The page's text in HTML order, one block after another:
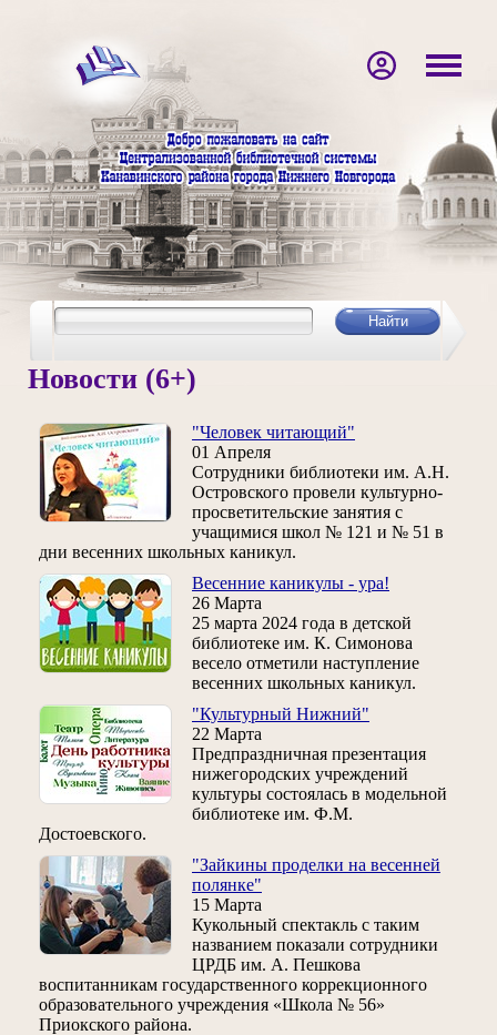
Новости (6+)
"Человек читающий"
01 Апреля
Сотрудники библиотеки им. А.Н.
Островского провели культурно-
просветительские занятия с
учащимися школ № 121 и № 51 в
дни весенних школьных каникул.
Весенние каникулы - ура!
26 Марта
25 марта 2024 года в детской
библиотеке им. К. Симонова
весело отметили наступление
весенних школьных каникул.
"Культурный Нижний"
22 Марта
Предпраздничная презентация
нижегородских учреждений
культуры состоялась в модельной
библиотеке им. Ф.М.
Достоевского.
"Зайкины проделки на весенней
полянке"
15 Марта
Кукольный спектакль с таким
названием показали сотрудники
ЦРДБ им. А. Пешкова
воспитанникам государственного коррекционного
образовательного учреждения «Школа № 56»
Приокского района.